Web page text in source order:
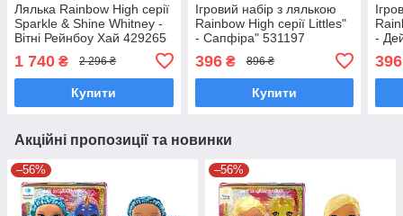
Лялька Rainbow High серії
Sparkle & Shine Whitney -
Вітні Рейнбоу Хай 429265
1 740 ₴ 2 296 ₴
Купити
Ігровий набір з лялькою
Rainbow High серії Littles"
- Сапфіра" 531197
396₴ 896 ₴
Купити
-
396
Акційні пропозиції та новинки
–56% –56%